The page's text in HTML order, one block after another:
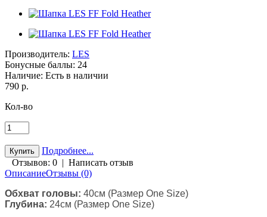
Производитель: LES
Бонусные баллы: 24
Наличие: Есть в наличии
790 р.
Кол-во
Подробнее...
Отзывов: 0 | Написать отзыв
ОписаниеОтзывы (0)
Обхват головы: 40см (Размер One Size)
Глубина: 24см (Размер One Size)